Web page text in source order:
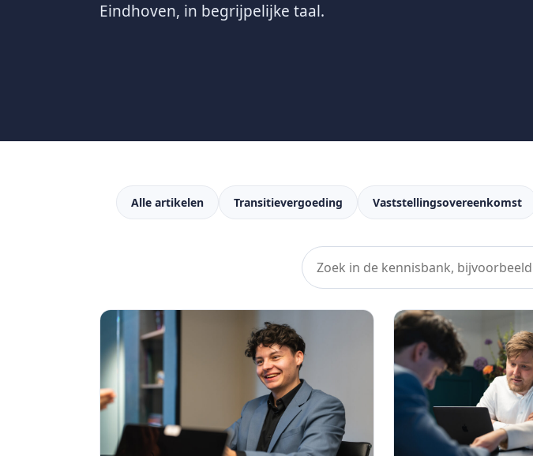
Eindhoven, in begrijpelijke taal.
Alle artikelen Transitievergoeding Vaststellingsovereenkomst